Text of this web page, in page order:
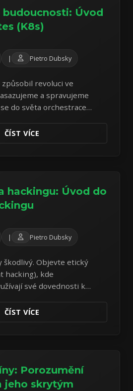
budoucnosti: Úvod
(K8s)
| Pietro Dubsky
revoluci ve
a spravujeme
do světa orchestrace
ČÍST VÍCE
hackingu: Úvod do
| Pietro Dubsky
škodlivý. Objevte etický
hacking), kde
své dovednosti k
než je mohou zločinci
ČÍST VÍCE
Porozumění
jeho skrytým